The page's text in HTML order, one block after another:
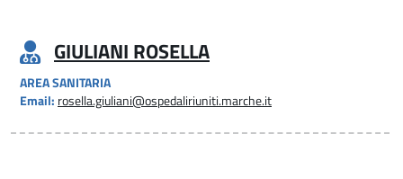
GIULIANI ROSELLA
AREA SANITARIA
Email: rosella.giuliani@ospedaliriuniti.marche.it